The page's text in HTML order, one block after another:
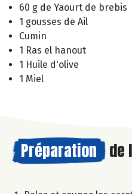
60 g de Yaourt de brebis
1 gousses de Ail
Cumin
1 Ras el hanout
1 Huile d'olive
1 Miel
Préparation de